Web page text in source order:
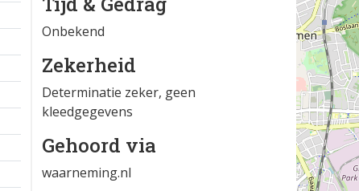
Onbekend
Zekerheid
Determinatie zeker, geen
kleedgegevens
Gehoord via
waarneming.nl